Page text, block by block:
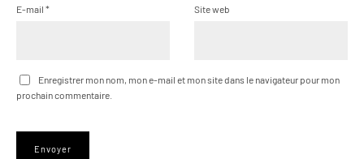
E-mail * Site web
Enregistrer mon nom, mon e-mail et mon site dans le navigateur pour mon
prochain commentaire.